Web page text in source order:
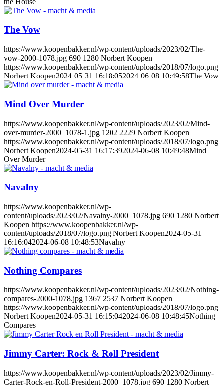
The Vow
https://www.koopenbakker.nl/wp-content/uploads/2023/02/The-
vow-2000-1078.jpg 690 1280 Norbert Koopen
https://www.koopenbakker.nl/wp-content/uploads/2018/07/logo.png
Norbert Koopen2024-05-31 16:18:052024-06-08 10:49:58The Vow
Mind Over Murder
https://www.koopenbakker.nl/wp-content/uploads/2023/02/Mind-
over-murder-2000_1078-1.jpg 1202 2229 Norbert Koopen
https://www.koopenbakker.nl/wp-content/uploads/2018/07/logo.png
Norbert Koopen2024-05-31 16:17:392024-06-08 10:49:48Mind
Over Murder
Navalny
https://www.koopenbakker.nl/wp-
content/uploads/2023/02/Navalny-2000_1078.jpg 690 1280 Norbert
Koopen https://www.koopenbakker.nl/wp-
content/uploads/2018/07/logo.png Norbert Koopen2024-05-31
16:16:042024-06-08 10:48:53Navalny
Nothing Compares
https://www.koopenbakker.nl/wp-content/uploads/2023/02/Nothing-
compares-2000-1078.jpg 1367 2537 Norbert Koopen
https://www.koopenbakker.nl/wp-content/uploads/2018/07/logo.png
Norbert Koopen2024-05-31 16:15:042024-06-08 10:48:45Nothing
Compares
Jimmy Carter: Rock & Roll President
https://www.koopenbakker.nl/wp-content/uploads/2023/02/Jimmy-
Carter-Rock-en-Roll-President-2000_1078.jpg 690 1280 Norbert